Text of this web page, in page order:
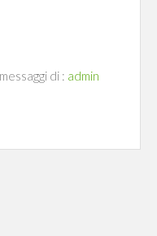
di : admin